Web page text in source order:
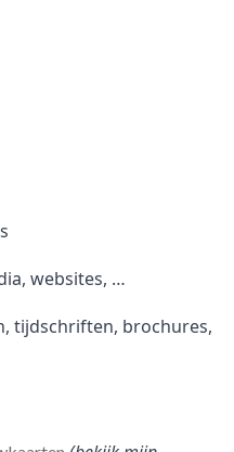
websites, …
tijdschriften, brochures,